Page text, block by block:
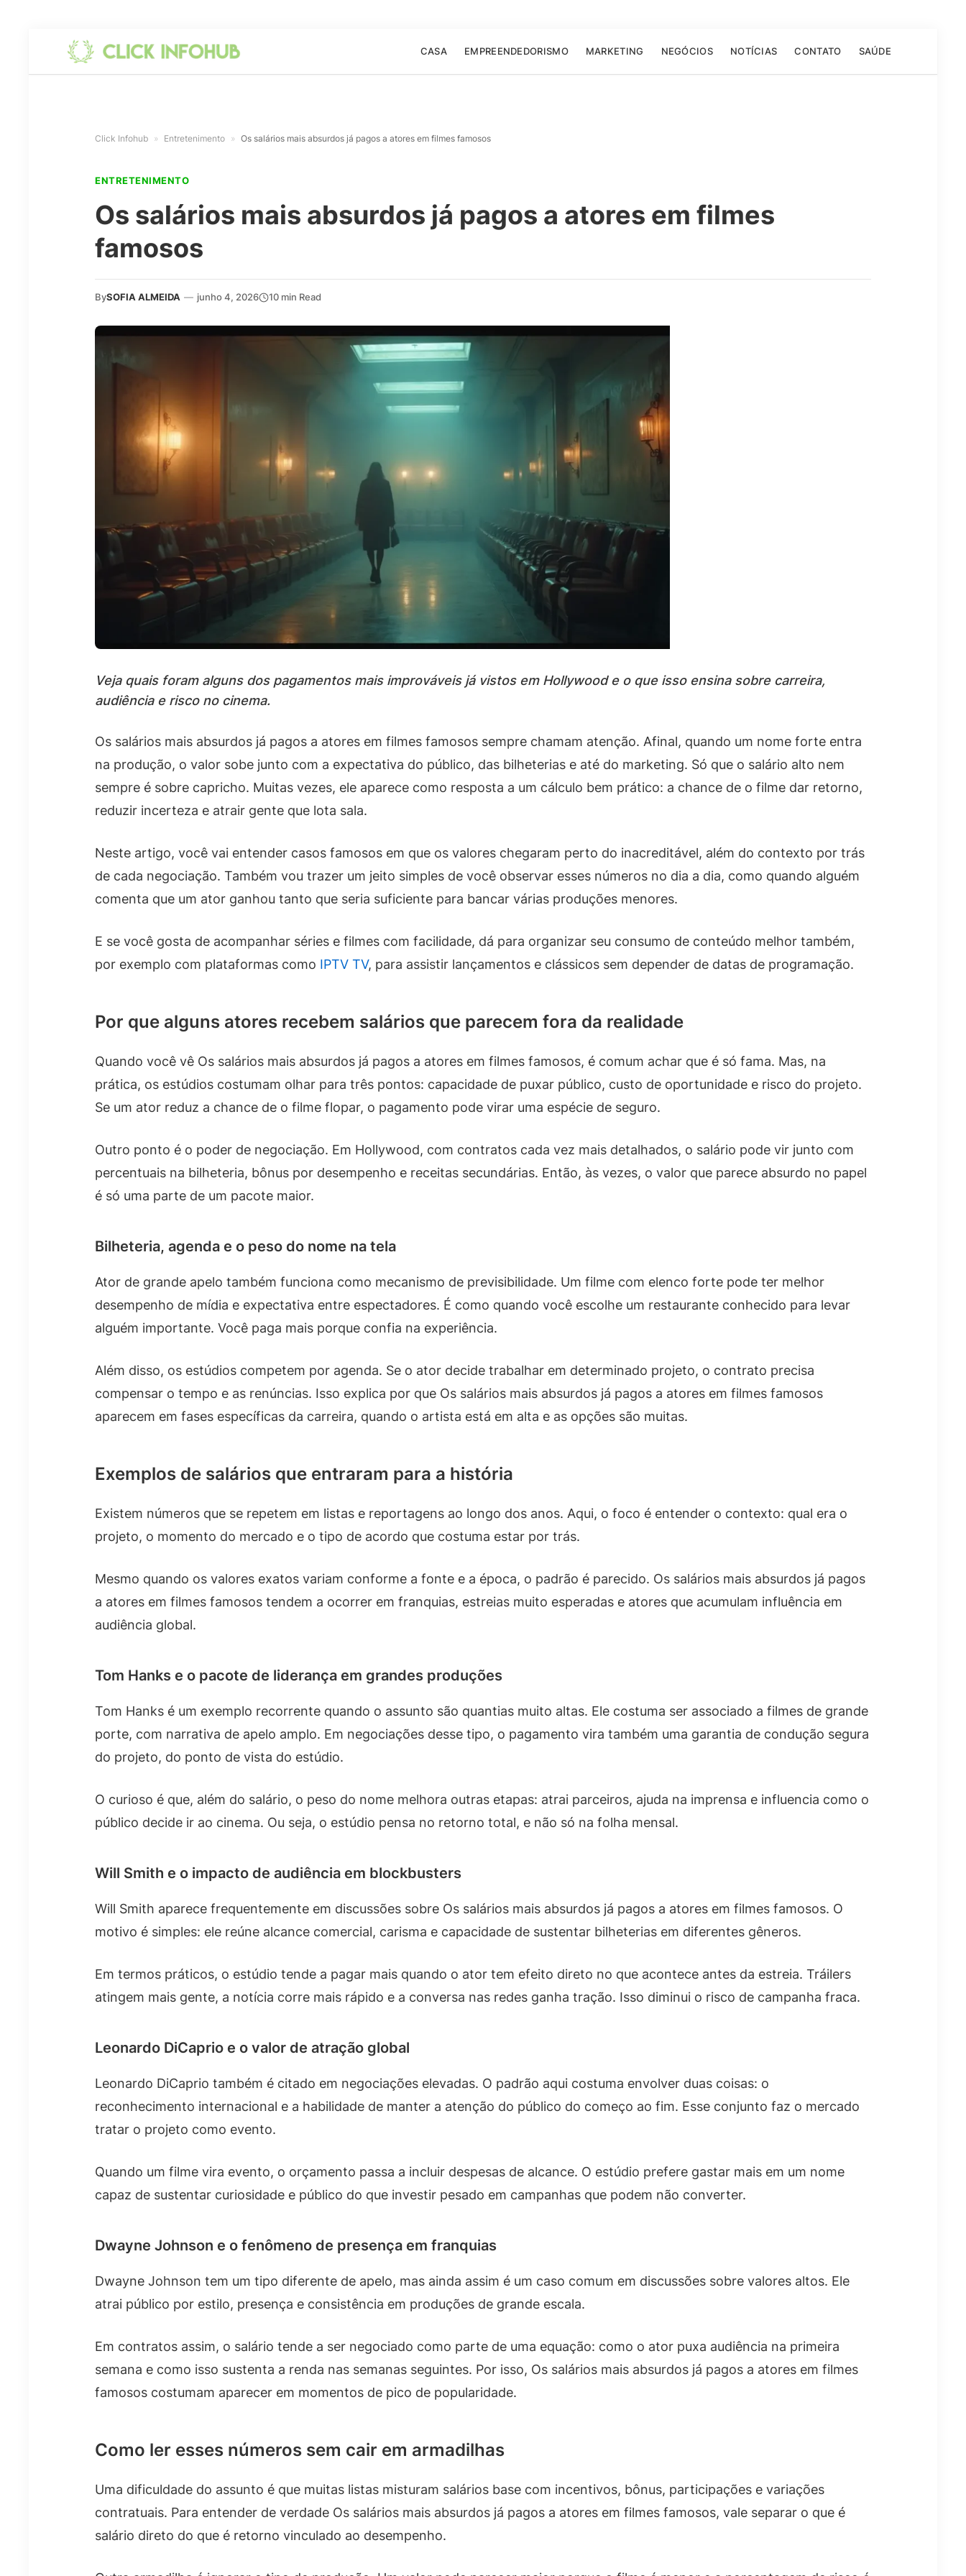
CASA EMPREENDEDORISMO MARKETING NEGÓCIOS NOTÍCIAS CONTATO SAÚDE
Click Infohub » Entretenimento » Os salários mais absurdos já pagos a atores em filmes famosos
ENTRETENIMENTO
Os salários mais absurdos já pagos a atores em filmes
famosos
BySOFIA ALMEIDA — junho 4, 2026 10 min Read
Veja quais foram alguns dos pagamentos mais improváveis já vistos em Hollywood e o que isso ensina sobre carreira,
audiência e risco no cinema.
Os salários mais absurdos já pagos a atores em filmes famosos sempre chamam atenção. Afinal, quando um nome forte entra
na produção, o valor sobe junto com a expectativa do público, das bilheterias e até do marketing. Só que o salário alto nem
sempre é sobre capricho. Muitas vezes, ele aparece como resposta a um cálculo bem prático: a chance de o filme dar retorno,
reduzir incerteza e atrair gente que lota sala.
Neste artigo, você vai entender casos famosos em que os valores chegaram perto do inacreditável, além do contexto por trás
de cada negociação. Também vou trazer um jeito simples de você observar esses números no dia a dia, como quando alguém
comenta que um ator ganhou tanto que seria suficiente para bancar várias produções menores.
E se você gosta de acompanhar séries e filmes com facilidade, dá para organizar seu consumo de conteúdo melhor também,
por exemplo com plataformas como IPTV TV, para assistir lançamentos e clássicos sem depender de datas de programação.
Por que alguns atores recebem salários que parecem fora da realidade
Quando você vê Os salários mais absurdos já pagos a atores em filmes famosos, é comum achar que é só fama. Mas, na
prática, os estúdios costumam olhar para três pontos: capacidade de puxar público, custo de oportunidade e risco do projeto.
Se um ator reduz a chance de o filme flopar, o pagamento pode virar uma espécie de seguro.
Outro ponto é o poder de negociação. Em Hollywood, com contratos cada vez mais detalhados, o salário pode vir junto com
percentuais na bilheteria, bônus por desempenho e receitas secundárias. Então, às vezes, o valor que parece absurdo no papel
é só uma parte de um pacote maior.
Bilheteria, agenda e o peso do nome na tela
Ator de grande apelo também funciona como mecanismo de previsibilidade. Um filme com elenco forte pode ter melhor
desempenho de mídia e expectativa entre espectadores. É como quando você escolhe um restaurante conhecido para levar
alguém importante. Você paga mais porque confia na experiência.
Além disso, os estúdios competem por agenda. Se o ator decide trabalhar em determinado projeto, o contrato precisa
compensar o tempo e as renúncias. Isso explica por que Os salários mais absurdos já pagos a atores em filmes famosos
aparecem em fases específicas da carreira, quando o artista está em alta e as opções são muitas.
Exemplos de salários que entraram para a história
Existem números que se repetem em listas e reportagens ao longo dos anos. Aqui, o foco é entender o contexto: qual era o
projeto, o momento do mercado e o tipo de acordo que costuma estar por trás.
Mesmo quando os valores exatos variam conforme a fonte e a época, o padrão é parecido. Os salários mais absurdos já pagos
a atores em filmes famosos tendem a ocorrer em franquias, estreias muito esperadas e atores que acumulam influência em
audiência global.
Tom Hanks e o pacote de liderança em grandes produções
Tom Hanks é um exemplo recorrente quando o assunto são quantias muito altas. Ele costuma ser associado a filmes de grande
porte, com narrativa de apelo amplo. Em negociações desse tipo, o pagamento vira também uma garantia de condução segura
do projeto, do ponto de vista do estúdio.
O curioso é que, além do salário, o peso do nome melhora outras etapas: atrai parceiros, ajuda na imprensa e influencia como o
público decide ir ao cinema. Ou seja, o estúdio pensa no retorno total, e não só na folha mensal.
Will Smith e o impacto de audiência em blockbusters
Will Smith aparece frequentemente em discussões sobre Os salários mais absurdos já pagos a atores em filmes famosos. O
motivo é simples: ele reúne alcance comercial, carisma e capacidade de sustentar bilheterias em diferentes gêneros.
Em termos práticos, o estúdio tende a pagar mais quando o ator tem efeito direto no que acontece antes da estreia. Tráilers
atingem mais gente, a notícia corre mais rápido e a conversa nas redes ganha tração. Isso diminui o risco de campanha fraca.
Leonardo DiCaprio e o valor de atração global
Leonardo DiCaprio também é citado em negociações elevadas. O padrão aqui costuma envolver duas coisas: o
reconhecimento internacional e a habilidade de manter a atenção do público do começo ao fim. Esse conjunto faz o mercado
tratar o projeto como evento.
Quando um filme vira evento, o orçamento passa a incluir despesas de alcance. O estúdio prefere gastar mais em um nome
capaz de sustentar curiosidade e público do que investir pesado em campanhas que podem não converter.
Dwayne Johnson e o fenômeno de presença em franquias
Dwayne Johnson tem um tipo diferente de apelo, mas ainda assim é um caso comum em discussões sobre valores altos. Ele
atrai público por estilo, presença e consistência em produções de grande escala.
Em contratos assim, o salário tende a ser negociado como parte de uma equação: como o ator puxa audiência na primeira
semana e como isso sustenta a renda nas semanas seguintes. Por isso, Os salários mais absurdos já pagos a atores em filmes
famosos costumam aparecer em momentos de pico de popularidade.
Como ler esses números sem cair em armadilhas
Uma dificuldade do assunto é que muitas listas misturam salários base com incentivos, bônus, participações e variações
contratuais. Para entender de verdade Os salários mais absurdos já pagos a atores em filmes famosos, vale separar o que é
salário direto do que é retorno vinculado ao desempenho.